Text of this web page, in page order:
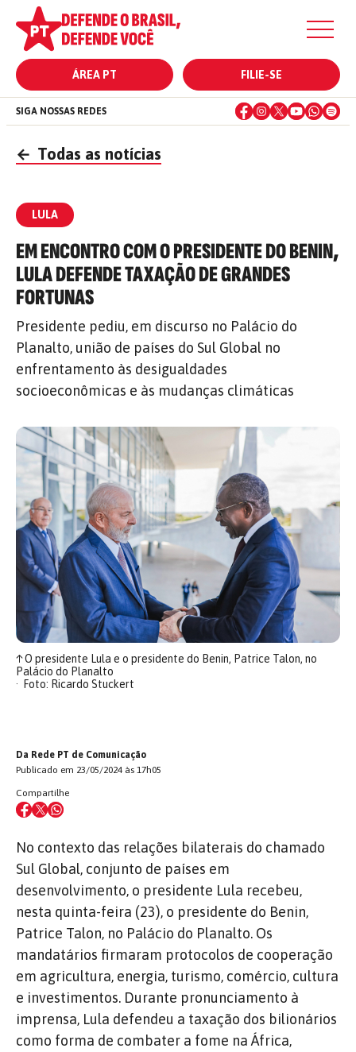
ÁREA PT FILIE-SE
SIGA NOSSAS REDES
← Todas as notícias
LULA
EM ENCONTRO COM O PRESIDENTE DO BENIN,
LULA DEFENDE TAXAÇÃO DE GRANDES
FORTUNAS
Presidente pediu, em discurso no Palácio do
Planalto, união de países do Sul Global no
enfrentamento às desigualdades
socioeconômicas e às mudanças climáticas
↑O presidente Lula e o presidente do Benin, Patrice Talon, no
Palácio do Planalto
Foto: Ricardo Stuckert
Da Rede PT de Comunicação
Publicado em 23/05/2024 às 17h05
Compartilhe
No contexto das relações bilaterais do chamado
Sul Global, conjunto de países em
desenvolvimento, o presidente Lula recebeu,
nesta quinta-feira (23), o presidente do Benin,
Patrice Talon, no Palácio do Planalto. Os
mandatários firmaram protocolos de cooperação
em agricultura, energia, turismo, comércio, cultura
e investimentos. Durante pronunciamento à
imprensa, Lula defendeu a taxação dos bilionários
como forma de combater a fome na África,